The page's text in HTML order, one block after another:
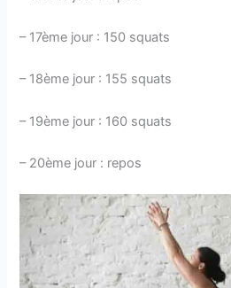
– 17ème jour : 150 squats
– 18ème jour : 155 squats
– 19ème jour : 160 squats
– 20ème jour : repos